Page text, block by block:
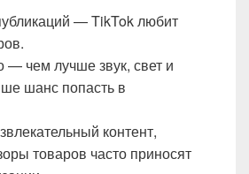
— TikTok любит
— чем лучше звук, свет и
шанс попасть в
контент,
товаров часто приносят